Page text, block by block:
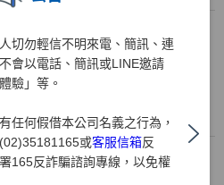
切勿輕信不明來電、簡訊、連
會以電話、簡訊或LINE邀請
驗」等。
任何假借本公司名義之行為，
或客服信箱反
165反詐騙諮詢專線，以免權
籍地址